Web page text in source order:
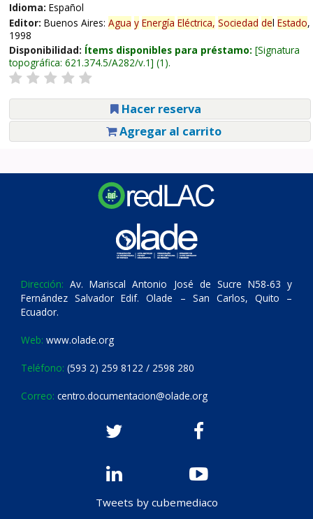
Idioma: Español
Editor: Buenos Aires: Agua y Energía Eléctrica, Sociedad del Estado,
1998
Disponibilidad: Ítems disponibles para préstamo: Signatura
topográfica: 621.374.5/A282/v.1 (1).
Hacer reserva
Agregar al carrito
Dirección: Av. Mariscal Antonio José de Sucre N58-63 y
Fernández Salvador Edif. Olade – San Carlos, Quito –
Ecuador.
Web: www.olade.org
Teléfono: (593 2) 259 8122 / 2598 280
Correo: centro.documentacion@olade.org
Tweets by cubemediaco